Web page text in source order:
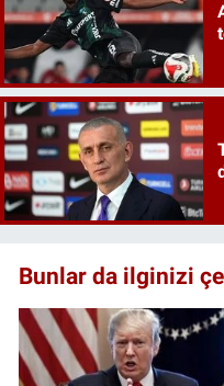
Bunlar da ilginizi